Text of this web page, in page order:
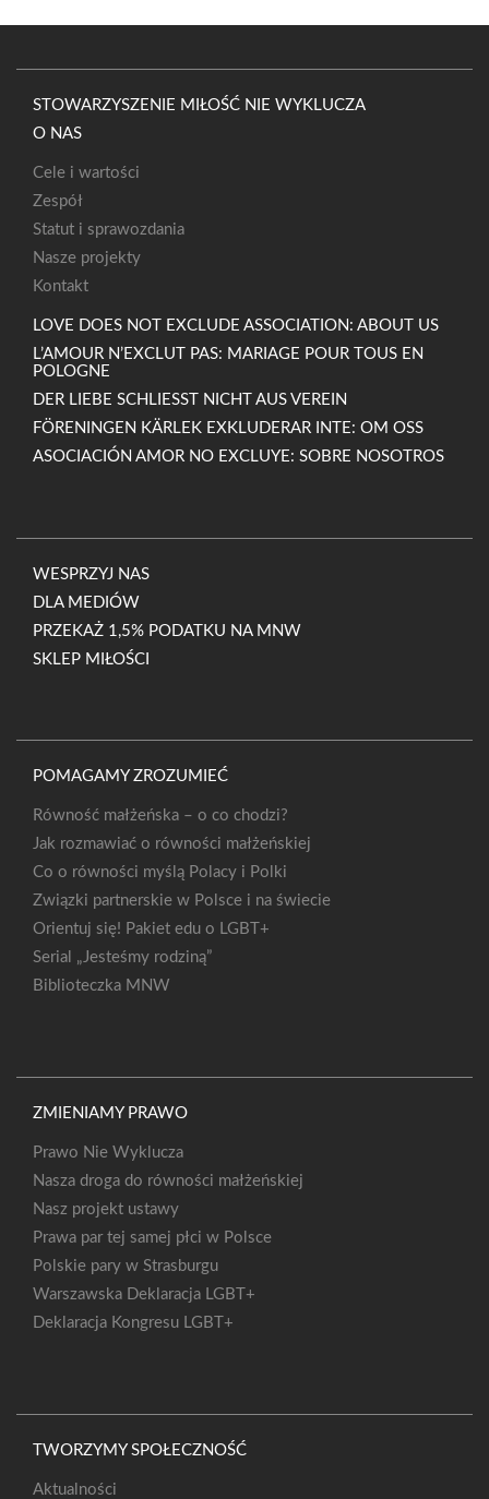
STOWARZYSZENIE MIŁOŚĆ NIE WYKLUCZA
O NAS
Cele i wartości
Zespół
Statut i sprawozdania
Nasze projekty
Kontakt
LOVE DOES NOT EXCLUDE ASSOCIATION: ABOUT US
L’AMOUR N’EXCLUT PAS: MARIAGE POUR TOUS EN
POLOGNE
DER LIEBE SCHLIESST NICHT AUS VEREIN
FÖRENINGEN KÄRLEK EXKLUDERAR INTE: OM OSS
ASOCIACIÓN AMOR NO EXCLUYE: SOBRE NOSOTROS
WESPRZYJ NAS
DLA MEDIÓW
PRZEKAŻ 1,5% PODATKU NA MNW
SKLEP MIŁOŚCI
POMAGAMY ZROZUMIEĆ
Równość małżeńska – o co chodzi?
Jak rozmawiać o równości małżeńskiej
Co o równości myślą Polacy i Polki
Związki partnerskie w Polsce i na świecie
Orientuj się! Pakiet edu o LGBT+
Serial „Jesteśmy rodziną”
Biblioteczka MNW
ZMIENIAMY PRAWO
Prawo Nie Wyklucza
Nasza droga do równości małżeńskiej
Nasz projekt ustawy
Prawa par tej samej płci w Polsce
Polskie pary w Strasburgu
Warszawska Deklaracja LGBT+
Deklaracja Kongresu LGBT+
TWORZYMY SPOŁECZNOŚĆ
Aktualności